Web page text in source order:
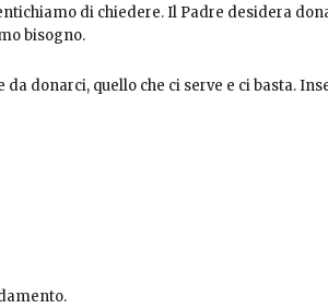
di chiedere. Il Padre desidera
bisogno.
donarci, quello che ci serve e ci basta.